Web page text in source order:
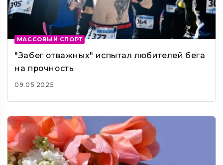
МАССОВЫЙ СПОРТ
"Забег отважных" испытал любителей бега
на прочность
09.05.2025